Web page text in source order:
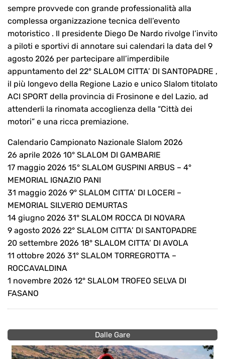
sempre provvede con grande professionalità alla
complessa organizzazione tecnica dell’evento
motoristico . Il presidente Diego De Nardo rivolge l’invito
a piloti e sportivi di annotare sui calendari la data del 9
agosto 2026 per partecipare all’imperdibile
appuntamento del 22° SLALOM CITTA’ DI SANTOPADRE ,
il più longevo della Regione Lazio e unico Slalom titolato
ACI SPORT della provincia di Frosinone e del Lazio, ad
attenderli la rinomata accoglienza della “Città dei
motori” e una ricca premiazione.
Calendario Campionato Nazionale Slalom 2026
26 aprile 2026 10° SLALOM DI GAMBARIE
17 maggio 2026 15° SLALOM GUSPINI ARBUS – 4°
MEMORIAL IGNAZIO PANI
31 maggio 2026 9° SLALOM CITTA’ DI LOCERI –
MEMORIAL SILVERIO DEMURTAS
14 giugno 2026 31° SLALOM ROCCA DI NOVARA
9 agosto 2026 22° SLALOM CITTA’ DI SANTOPADRE
20 settembre 2026 18° SLALOM CITTA’ DI AVOLA
11 ottobre 2026 31° SLALOM TORREGROTTA –
ROCCAVALDINA
1 novembre 2026 12° SLALOM TROFEO SELVA DI
FASANO
Dalle Gare